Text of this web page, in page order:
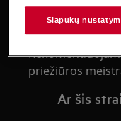
Ekrane rodomas
kad sugedo
priežiūros
Ar šis
Slapukų